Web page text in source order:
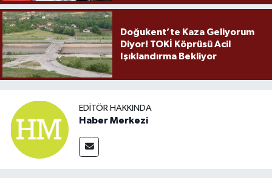
Doğukent’te Kaza Geliyorum
Diyor! TOKİ Köprüsü Acil
Işıklandırma Bekliyor
EDITÖR HAKKINDA
Haber Merkezi